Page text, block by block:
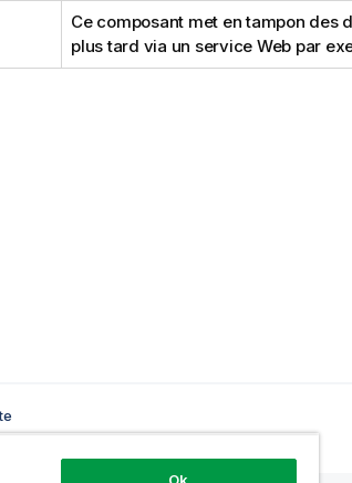
Ce composant met en tampon des
plus tard via un service Web par